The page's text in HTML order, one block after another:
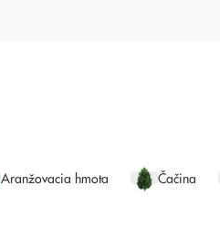
Aranžovacia hmota Čačina